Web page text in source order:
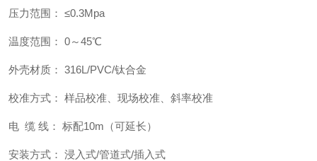
压力范围： ≤0.3Mpa
温度范围： 0～45℃
外壳材质： 316L/PVC/钛合金
校准方式： 样品校准、现场校准、斜率校准
电 缆 线： 标配10m（可延长）
安装方式： 浸入式/管道式/插入式